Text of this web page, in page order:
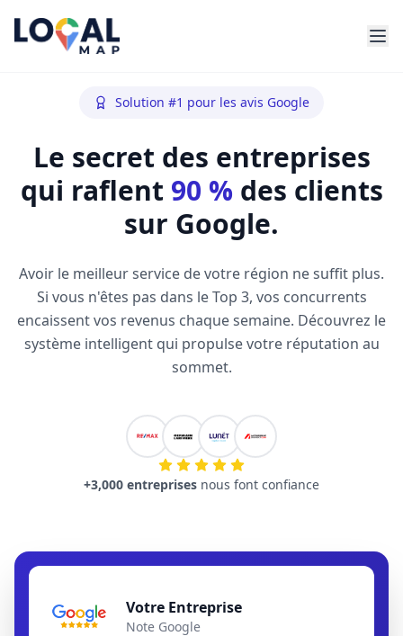
Solution #1 pour les avis Google
Le secret des entreprises
qui raflent 90 % des clients
sur Google.
Avoir le meilleur service de votre région ne suffit plus.
Si vous n'êtes pas dans le Top 3, vos concurrents
encaissent vos revenus chaque semaine. Découvrez le
système intelligent qui propulse votre réputation au
sommet.
+3,000 entreprises nous font confiance
Votre Entreprise
Note Google